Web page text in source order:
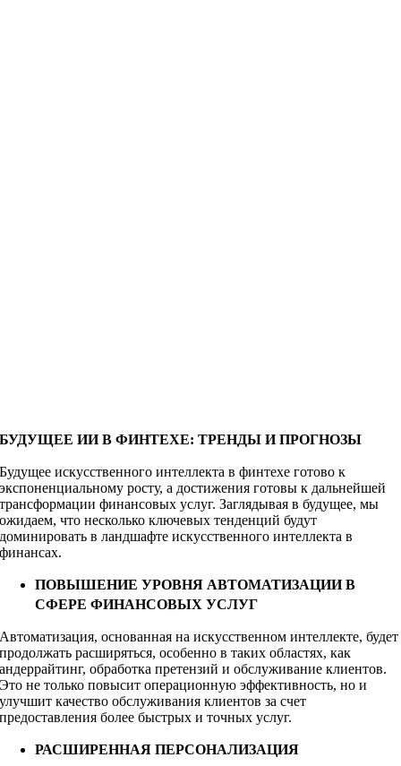
БУДУЩЕЕ ИИ В ФИНТЕХЕ: ТРЕНДЫ И ПРОГНОЗЫ
Будущее искусственного интеллекта в финтехе готово к
экспоненциальному росту, а достижения готовы к дальнейшей
трансформации финансовых услуг. Заглядывая в будущее, мы
ожидаем, что несколько ключевых тенденций будут
доминировать в ландшафте искусственного интеллекта в
финансах.
ПОВЫШЕНИЕ УРОВНЯ АВТОМАТИЗАЦИИ В
СФЕРЕ ФИНАНСОВЫХ УСЛУГ
Автоматизация, основанная на искусственном интеллекте, будет
продолжать расширяться, особенно в таких областях, как
андеррайтинг, обработка претензий и обслуживание клиентов.
Это не только повысит операционную эффективность, но и
улучшит качество обслуживания клиентов за счет
предоставления более быстрых и точных услуг.
РАСШИРЕННАЯ ПЕРСОНАЛИЗАЦИЯ